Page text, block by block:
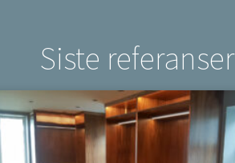
Siste referanser